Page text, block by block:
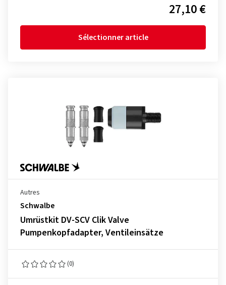
27,10 €
Sélectionner article
Autres
Schwalbe
Umrüstkit DV-SCV Clik Valve
Pumpenkopfadapter, Ventileinsätze
(0)